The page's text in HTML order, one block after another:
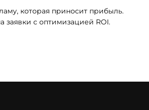
которая приносит прибыль.
заявки с оптимизацией ROI.